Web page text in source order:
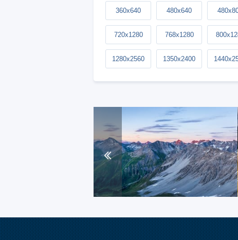
360x640 480x640
720x1280 768x1280
1280x2560 1350x2400